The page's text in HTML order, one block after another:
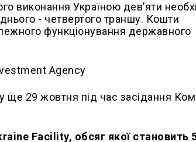
виконання Україною дев’яти
- четвертого траншу. Кошти
функціонування державного
29 жовтня під час засідання
Facility, обсяг якої становить